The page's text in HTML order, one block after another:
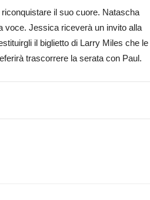
il suo cuore. Natascha
voce. Jessica riceverà un invito alla
il biglietto di Larry Miles che le
trascorrere la serata con Paul.